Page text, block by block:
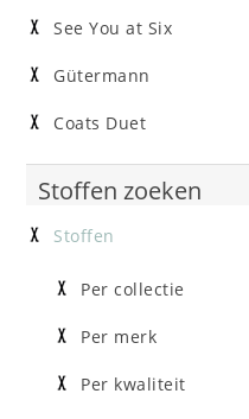
See You at Six
Gütermann
Coats Duet
Stoffen zoeken
Stoffen
Per collectie
Per merk
Per kwaliteit